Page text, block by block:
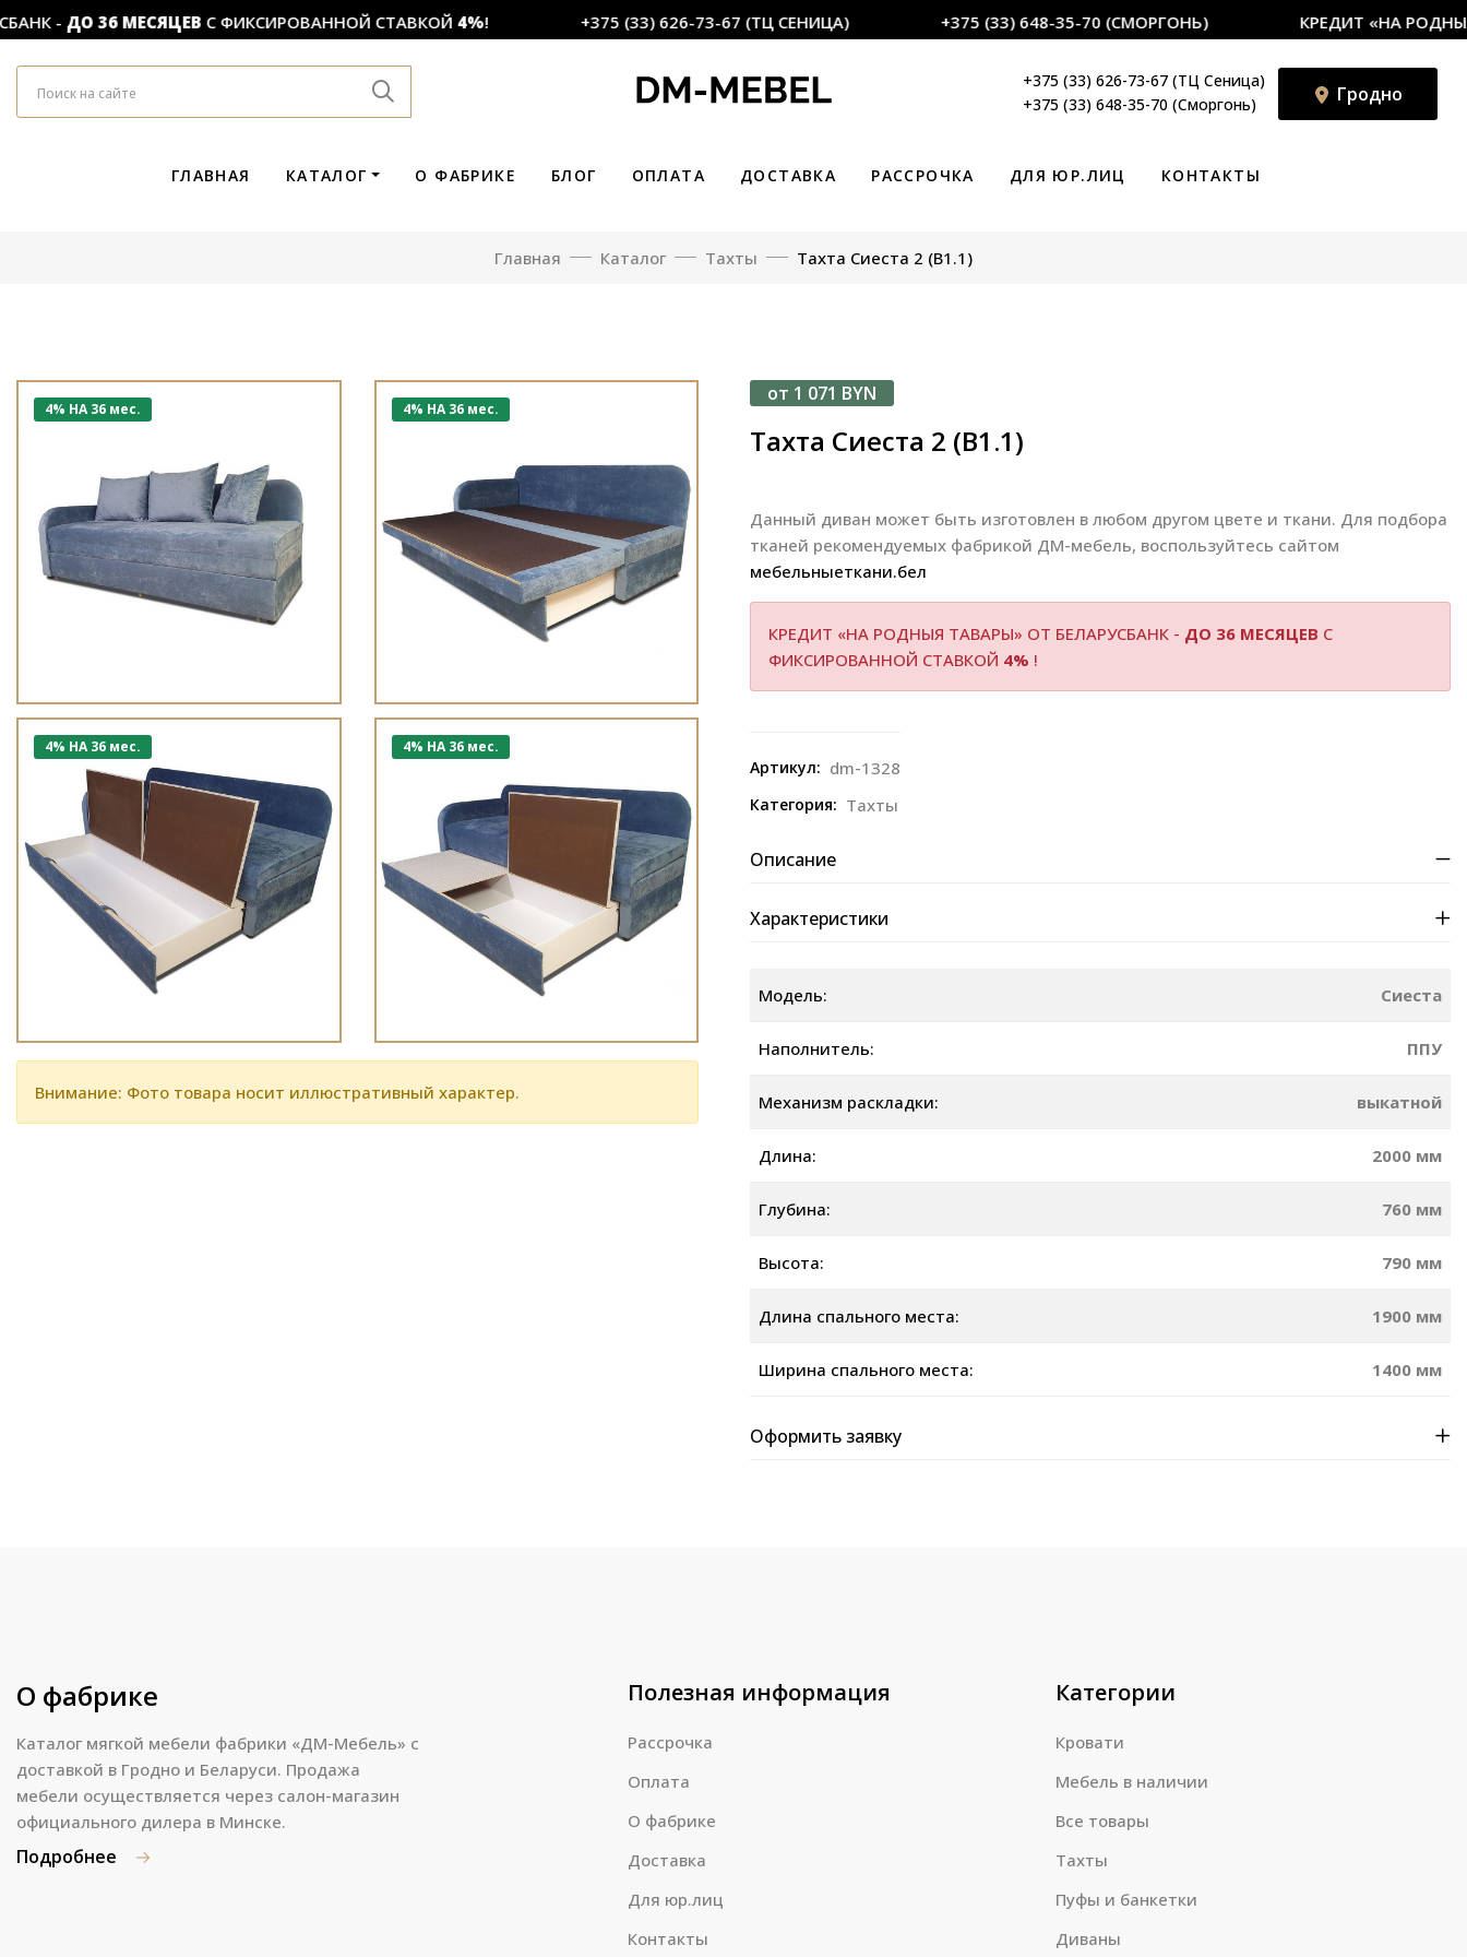
-ДО 36 МЕСЯЦЕВС ФИКСИРОВАННОЙ СТАВКОЙ4%! +375 (33) 626-73-67 (ТЦ СЕНИЦА) +375 (33) 648-35-70 (СМОРГОНЬ) КРЕДИТ «НА РОДНЫЯ
+375 (33) 626-73-67 (ТЦ Сеница)
+375 (33) 648-35-70 (Сморгонь)
Гродно
ГЛАВНАЯ КАТАЛОГ О ФАБРИКЕ БЛОГ ОПЛАТА ДОСТАВКА РАССРОЧКА ДЛЯ ЮР.ЛИЦ КОНТАКТЫ
Главная Каталог Тахты Тахта Сиеста 2 (В1.1)
4% НА 36 мес. 4% НА 36 мес.
4% НА 36 мес. 4% НА 36 мес.
Внимание: Фото товара носит иллюстративный характер.
от 1 071 BYN
Тахта Сиеста 2 (В1.1)
Данный диван может быть изготовлен в любом другом цвете и ткани. Для подбора
тканей рекомендуемых фабрикой ДМ-мебель, воспользуйтесь сайтом
мебельныеткани.бел
КРЕДИТ «НА РОДНЫЯ ТАВАРЫ» ОТ БЕЛАРУСБАНК - ДО 36 МЕСЯЦЕВ С
ФИКСИРОВАННОЙ СТАВКОЙ 4% !
Артикул: dm-1328
Категория: Тахты
Описание
Характеристики
Модель: Сиеста
Наполнитель: ППУ
Механизм раскладки: выкатной
Длина: 2000 мм
Глубина: 760 мм
Высота: 790 мм
Длина спального места: 1900 мм
Ширина спального места: 1400 мм
Оформить заявку
О фабрике
Каталог мягкой мебели фабрики «ДМ-Мебель» с
доставкой в Гродно и Беларуси. Продажа
мебели осуществляется через салон-магазин
официального дилера в Минске.
Подробнее
Полезная информация
Рассрочка
Оплата
О фабрике
Доставка
Для юр.лиц
Контакты
Категории
Кровати
Мебель в наличии
Все товары
Тахты
Пуфы и банкетки
Диваны